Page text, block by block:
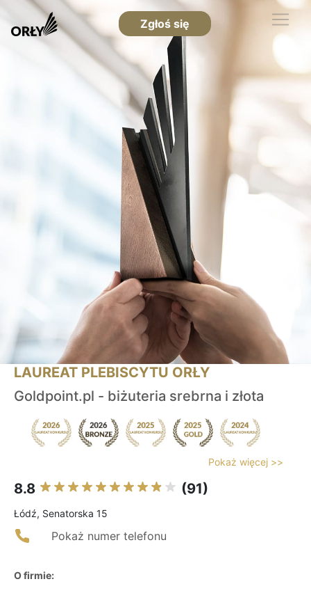
Zgłoś się
LAUREAT PLEBISCYTU ORŁY
Goldpoint.pl - biżuteria srebrna i złota
Pokaż więcej >>
8.8 (91)
Łódź, Senatorska 15
Pokaż numer telefonu
O firmie: